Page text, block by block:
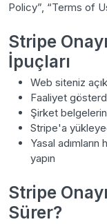
Policy”, “Terms of
Stripe
İpuçları
Web siteniz
Faaliyet
Şirket
Stripe'a
Yasal
yapın
Stripe
Sürer?